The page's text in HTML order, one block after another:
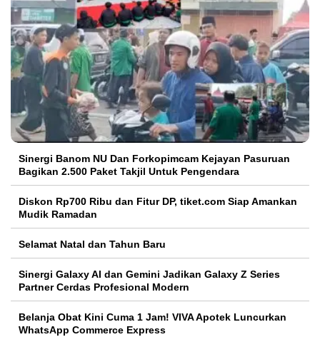
Sinergi Banom NU Dan Forkopimcam Kejayan Pasuruan
Bagikan 2.500 Paket Takjil Untuk Pengendara
Diskon Rp700 Ribu dan Fitur DP, tiket.com Siap Amankan
Mudik Ramadan
Selamat Natal dan Tahun Baru
Sinergi Galaxy AI dan Gemini Jadikan Galaxy Z Series
Partner Cerdas Profesional Modern
Belanja Obat Kini Cuma 1 Jam! VIVA Apotek Luncurkan
WhatsApp Commerce Express